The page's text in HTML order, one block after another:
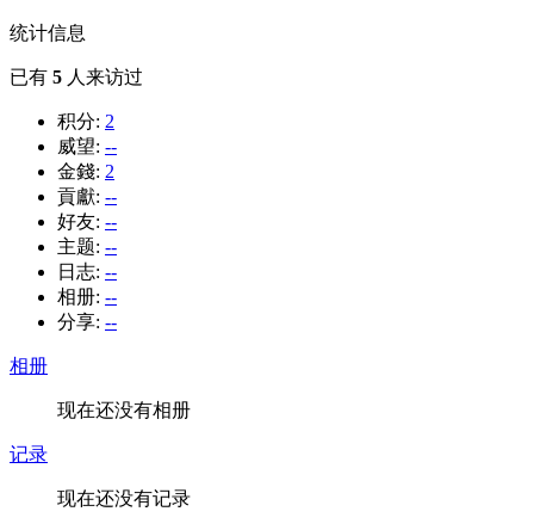
统计信息
已有 5 人来访过
积分: 2
威望: --
金錢: 2
貢獻: --
好友: --
主题: --
日志: --
相册: --
分享: --
相册
现在还没有相册
记录
现在还没有记录